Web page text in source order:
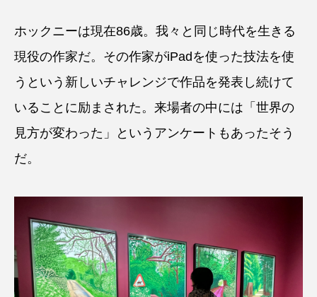
ホックニーは現在86歳。我々と同じ時代を生きる
現役の作家だ。その作家がiPadを使った技法を使
うという新しいチャレンジで作品を発表し続けて
いることに励まされた。来場者の中には「世界の
見方が変わった」というアンケートもあったそう
だ。